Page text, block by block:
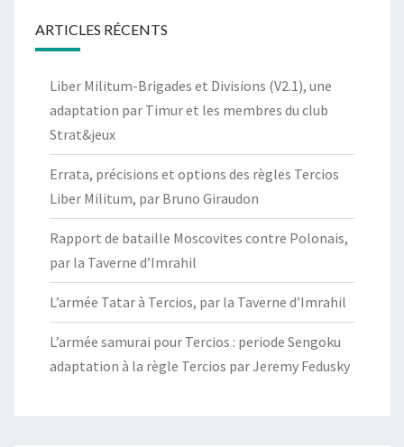
ARTICLES RÉCENTS
Liber Militum-Brigades et Divisions (V2.1), une
adaptation par Timur et les membres du club
Strat&jeux
Errata, précisions et options des règles Tercios
Liber Militum, par Bruno Giraudon
Rapport de bataille Moscovites contre Polonais,
par la Taverne d’Imrahil
L’armée Tatar à Tercios, par la Taverne d’Imrahil
L’armée samurai pour Tercios : periode Sengoku
adaptation à la règle Tercios par Jeremy Fedusky